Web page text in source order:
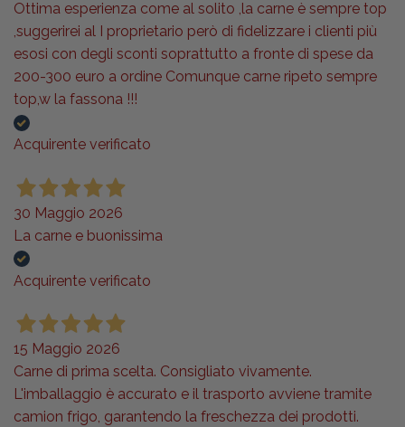
Ottima esperienza come al solito ,la carne è sempre top
,suggerirei al I proprietario però di fidelizzare i clienti più
esosi con degli sconti soprattutto a fronte di spese da
200-300 euro a ordine Comunque carne ripeto sempre
top,w la fassona !!!
Acquirente verificato
30 Maggio 2026
La carne e buonissima
Acquirente verificato
15 Maggio 2026
Carne di prima scelta. Consigliato vivamente.
L'imballaggio è accurato e il trasporto avviene tramite
camion frigo, garantendo la freschezza dei prodotti.